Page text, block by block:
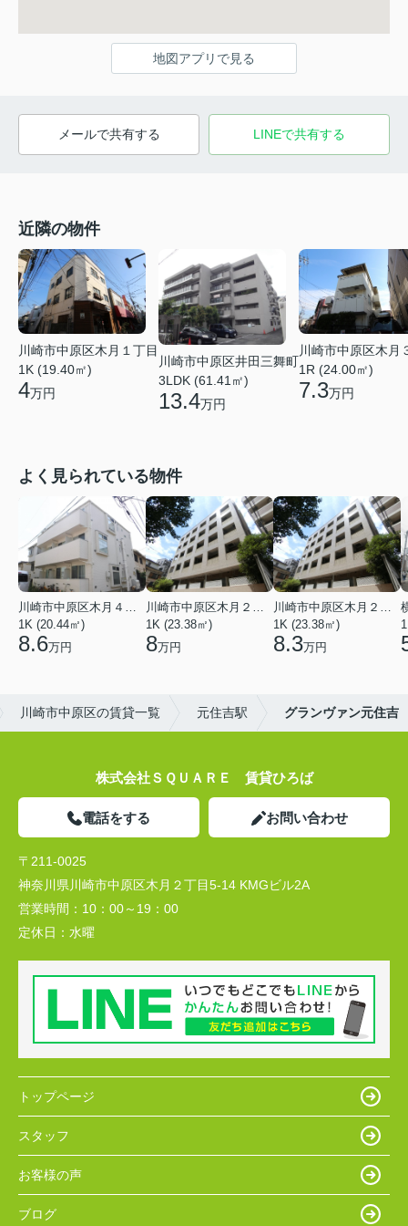
地図アプリで見る
メールで共有する LINEで共有する
近隣の物件
川崎市中原区木月１丁目
1K (19.40㎡)
4万円
川崎市中原区井田三舞町
3LDK (61.41㎡)
13.4万円
川崎市中原区木月
1R (24.00㎡)
7.3万円
よく見られている物件
川崎市中原区木月４丁目
1K (20.44㎡)
8.6万円
川崎市中原区木月２丁目
1K (23.38㎡)
8万円
川崎市中原区木月２丁目
1K (23.38㎡)
8.3万円
川崎市中原区の賃貸一覧 元住吉駅 グランヴァン元住吉
株式会社ＳＱＵＡＲＥ 賃貸ひろば
電話をする お問い合わせ
〒211-0025
神奈川県川崎市中原区木月２丁目5-14 KMGビル2A
営業時間： 10：00～19：00
定休日： 水曜
トップページ
スタッフ
お客様の声
ブログ